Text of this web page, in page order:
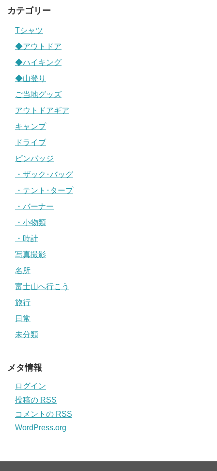
カテゴリー
Tシャツ
◆アウトドア
◆ハイキング
◆山登り
ご当地グッズ
アウトドアギア
キャンプ
ドライブ
ピンバッジ
・ザック･バッグ
・テント･タープ
・バーナー
・小物類
・時計
写真撮影
名所
富士山へ行こう
旅行
日常
未分類
メタ情報
ログイン
投稿の RSS
コメントの RSS
WordPress.org